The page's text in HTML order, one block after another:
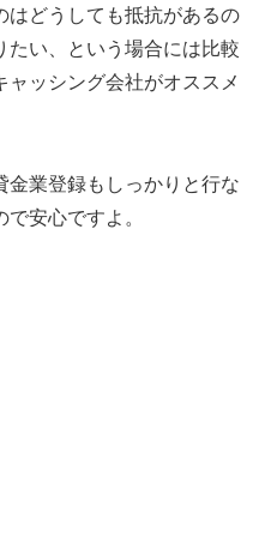
はどうしても抵抗があるの
たい、という場合には比較
ッシング会社がオススメ
金業登録もしっかりと行な
安心ですよ。